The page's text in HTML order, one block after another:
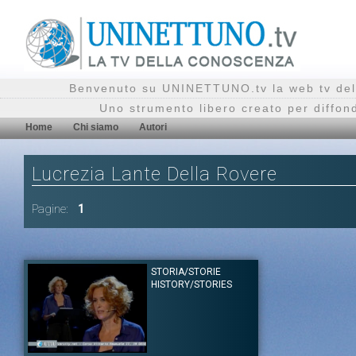
Benvenuto su UNINETTUNO.tv la web tv
Uno strumento libero creato per
Home Chi siamo Autori
Lucrezia Lante Della Rovere
Pagine: 1
STORIA/STORIE
HISTORY/STORIES